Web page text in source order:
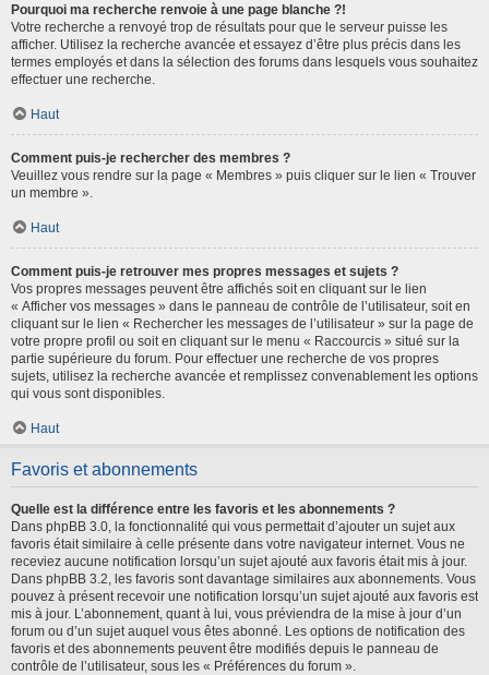
Pourquoi ma recherche renvoie à une page blanche ?!
Votre recherche a renvoyé trop de résultats pour que le serveur puisse les
afficher. Utilisez la recherche avancée et essayez d’être plus précis dans les
termes employés et dans la sélection des forums dans lesquels vous souhaitez
effectuer une recherche.
Haut
Comment puis-je rechercher des membres ?
Veuillez vous rendre sur la page « Membres » puis cliquer sur le lien « Trouver
un membre ».
Haut
Comment puis-je retrouver mes propres messages et sujets ?
Vos propres messages peuvent être affichés soit en cliquant sur le lien
« Afficher vos messages » dans le panneau de contrôle de l’utilisateur, soit en
cliquant sur le lien « Rechercher les messages de l’utilisateur » sur la page de
votre propre profil ou soit en cliquant sur le menu « Raccourcis » situé sur la
partie supérieure du forum. Pour effectuer une recherche de vos propres
sujets, utilisez la recherche avancée et remplissez convenablement les options
qui vous sont disponibles.
Haut
Favoris et abonnements
Quelle est la différence entre les favoris et les abonnements ?
Dans phpBB 3.0, la fonctionnalité qui vous permettait d’ajouter un sujet aux
favoris était similaire à celle présente dans votre navigateur internet. Vous ne
receviez aucune notification lorsqu’un sujet ajouté aux favoris était mis à jour.
Dans phpBB 3.2, les favoris sont davantage similaires aux abonnements. Vous
pouvez à présent recevoir une notification lorsqu’un sujet ajouté aux favoris est
mis à jour. L’abonnement, quant à lui, vous préviendra de la mise à jour d’un
forum ou d’un sujet auquel vous êtes abonné. Les options de notification des
favoris et des abonnements peuvent être modifiés depuis le panneau de
contrôle de l’utilisateur, sous les « Préférences du forum ».